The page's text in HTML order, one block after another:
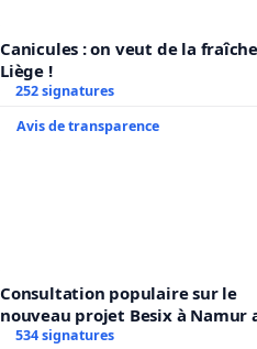
Canicules : on veut de la
Liège !
252 signatures
Avis de transparence
Consultation populaire sur le
nouveau projet Besix à Namur
Parc Léopold ?
534 signatures